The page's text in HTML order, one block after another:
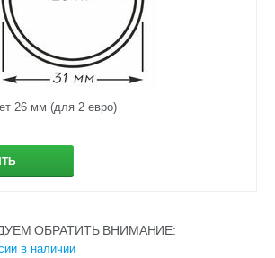
26 мм (для 2 евро)
ОБРАТИТЬ ВНИМАНИЕ:
в наличии